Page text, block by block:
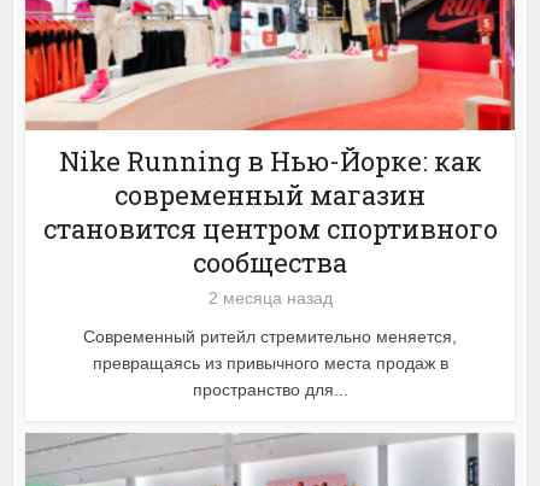
Nike Running в Нью-Йорке: как
современный магазин
становится центром спортивного
сообщества
2 месяца назад
Современный ритейл стремительно меняется,
превращаясь из привычного места продаж в
пространство для...